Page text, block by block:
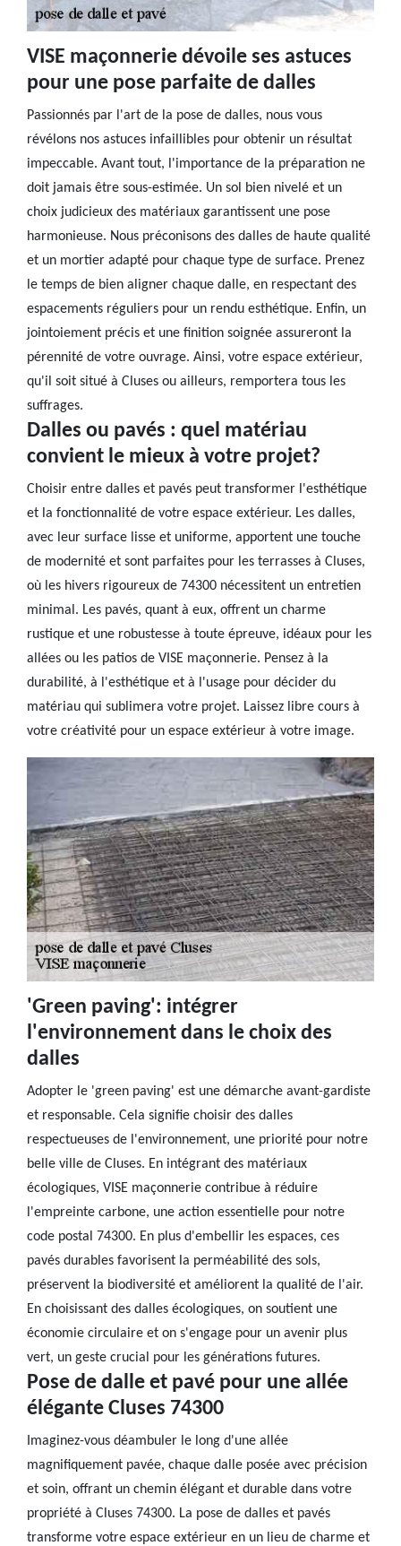
VISE maçonnerie dévoile ses astuces
pour une pose parfaite de dalles
Passionnés par l'art de la pose de dalles, nous vous
révélons nos astuces infaillibles pour obtenir un résultat
impeccable. Avant tout, l'importance de la préparation ne
doit jamais être sous-estimée. Un sol bien nivelé et un
choix judicieux des matériaux garantissent une pose
harmonieuse. Nous préconisons des dalles de haute qualité
et un mortier adapté pour chaque type de surface. Prenez
le temps de bien aligner chaque dalle, en respectant des
espacements réguliers pour un rendu esthétique. Enfin, un
jointoiement précis et une finition soignée assureront la
pérennité de votre ouvrage. Ainsi, votre espace extérieur,
qu'il soit situé à Cluses ou ailleurs, remportera tous les
suffrages.
Dalles ou pavés : quel matériau
convient le mieux à votre projet?
Choisir entre dalles et pavés peut transformer l'esthétique
et la fonctionnalité de votre espace extérieur. Les dalles,
avec leur surface lisse et uniforme, apportent une touche
de modernité et sont parfaites pour les terrasses à Cluses,
où les hivers rigoureux de 74300 nécessitent un entretien
minimal. Les pavés, quant à eux, offrent un charme
rustique et une robustesse à toute épreuve, idéaux pour les
allées ou les patios de VISE maçonnerie. Pensez à la
durabilité, à l'esthétique et à l'usage pour décider du
matériau qui sublimera votre projet. Laissez libre cours à
votre créativité pour un espace extérieur à votre image.
'Green paving': intégrer
l'environnement dans le choix des
dalles
Adopter le 'green paving' est une démarche avant-gardiste
et responsable. Cela signifie choisir des dalles
respectueuses de l'environnement, une priorité pour notre
belle ville de Cluses. En intégrant des matériaux
écologiques, VISE maçonnerie contribue à réduire
l'empreinte carbone, une action essentielle pour notre
code postal 74300. En plus d'embellir les espaces, ces
pavés durables favorisent la perméabilité des sols,
préservent la biodiversité et améliorent la qualité de l'air.
En choisissant des dalles écologiques, on soutient une
économie circulaire et on s'engage pour un avenir plus
vert, un geste crucial pour les générations futures.
Pose de dalle et pavé pour une allée
élégante Cluses 74300
Imaginez-vous déambuler le long d'une allée
magnifiquement pavée, chaque dalle posée avec précision
et soin, offrant un chemin élégant et durable dans votre
propriété à Cluses 74300. La pose de dalles et pavés
transforme votre espace extérieur en un lieu de charme et